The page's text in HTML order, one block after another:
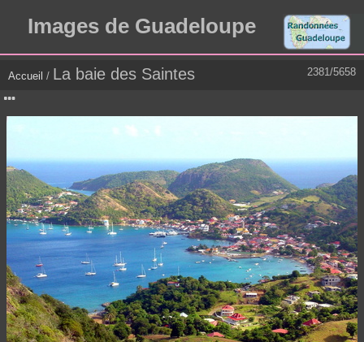
Images de Guadeloupe
2381/5658
Accueil / La baie des Saintes